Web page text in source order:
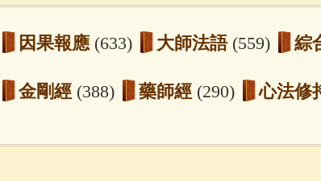
因果報應 (633) 大師法語 (559) 綜
金剛經 (388) 藥師經 (290) 心法修
地藏經(225) 臨終助念(190) 文殊